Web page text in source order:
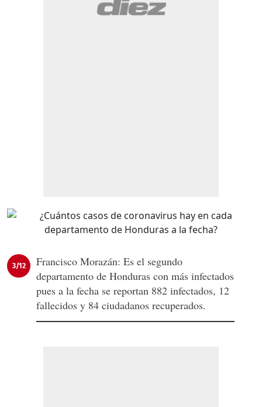
3/12
Francisco Morazán: Es el segundo
departamento de Honduras con más infectados
pues a la fecha se reportan 882 infectados, 12
fallecidos y 84 ciudadanos recuperados.